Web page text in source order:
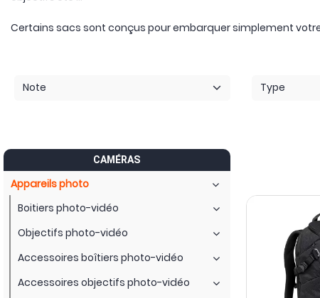
Certains sacs sont conçus pour embarquer simplement
Note Type
CAMÉRAS
Appareils photo
Boitiers photo-vidéo
Objectifs photo-vidéo
Accessoires boîtiers photo-vidéo
Accessoires objectifs photo-vidéo